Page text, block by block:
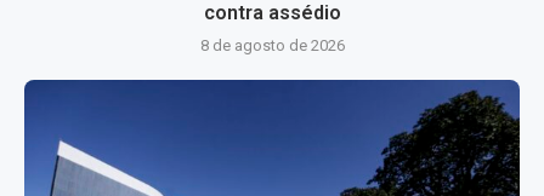
contra assédio
8 de agosto de 2026